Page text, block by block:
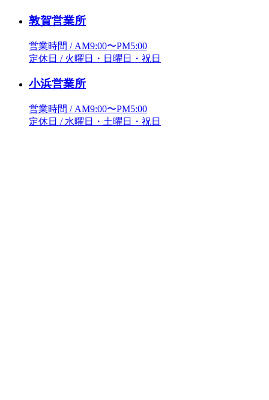
敦賀営業所
営業時間 / AM9:00〜PM5:00
定休日 / 火曜日・日曜日・祝日
小浜営業所
営業時間 / AM9:00〜PM5:00
定休日 / 水曜日・土曜日・祝日